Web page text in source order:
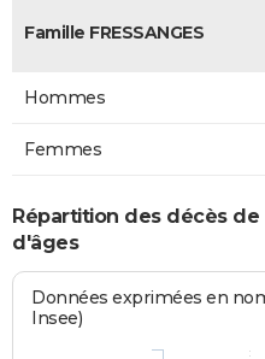
Famille FRESSANGES
Hommes
Femmes
Répartition des décès de
d'âges
Données exprimées en
Insee)